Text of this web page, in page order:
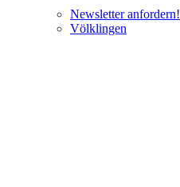
Newsletter anfordern!
Völklingen